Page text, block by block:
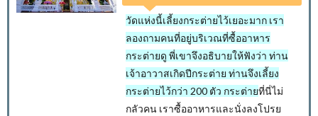
วัดแห่งนี้เลี้ยงกระต่ายไว้เยอะมาก เรา
ลองถามคนที่อยู่บริเวณที่ซื้ออาหาร
กระต่ายดู พี่เขาจึงอธิบายให้ฟังว่า ท่าน
เจ้าอาวาสเกิดปีกระต่าย ท่านจึงเลี้ยง
กระต่ายไว้กว่า 200 ตัว กระต่ายที่นี่ไม่
กลัวคน เราซื้ออาหารและนั่งลงโปรย